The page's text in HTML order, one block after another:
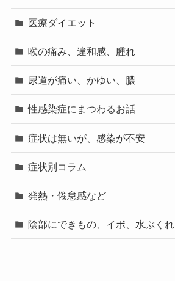
医療ダイエット
喉の痛み、違和感、腫れ
尿道が痛い、かゆい、膿
性感染症にまつわるお話
症状は無いが、感染が不安
症状別コラム
発熱・倦怠感など
陰部にできもの、イボ、水ぶくれ